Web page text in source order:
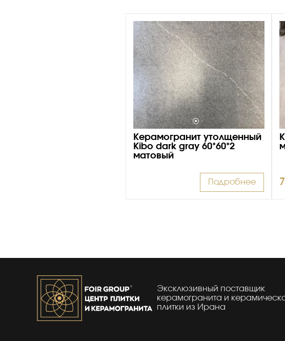
Керамогранит утолщенный
Kibo dark gray 60*60*2
матовый
Подробнее
Эксклюзивный поставщик
керамогранита и
плитки из Ирана